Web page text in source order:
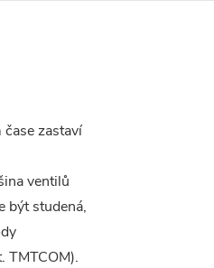
zastaví
ventilů
být studená,
TMTCOM).